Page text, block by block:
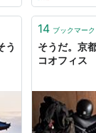
う
14 ブックマーク
そうだ。京
コオフィス